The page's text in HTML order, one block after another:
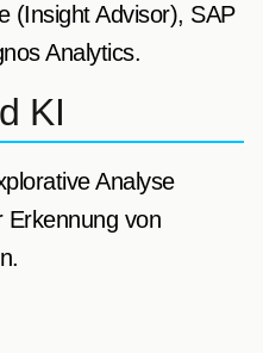
(Insight Advisor), SAP
Analytics.
KI
Analyse
von